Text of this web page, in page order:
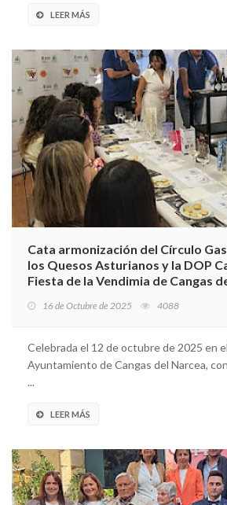
LEER MÁS
Cata armonización del Círculo
los Quesos Asturianos y la DOP
Fiesta de la Vendimia de Cangas
16 de Octubre de 2025 4088
Celebrada el 12 de octubre de 2025 en
Ayuntamiento de Cangas del Narcea,
...
LEER MÁS